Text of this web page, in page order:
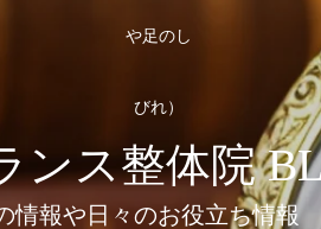
や足のし
びれ）
ンス整体院
情報や日々のお役立ち情報